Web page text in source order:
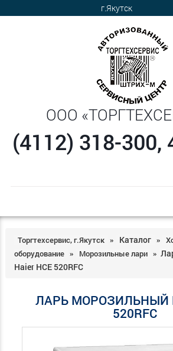
г.Якутск
ООО
(4112) 318-300,
Торгтехсервис, г.Якутск » Каталог »
оборудование
» Морозильные лари »
Haier HCE 520RFC
ЛАРЬ МОРОЗИЛЬНЫЙ
520RFC